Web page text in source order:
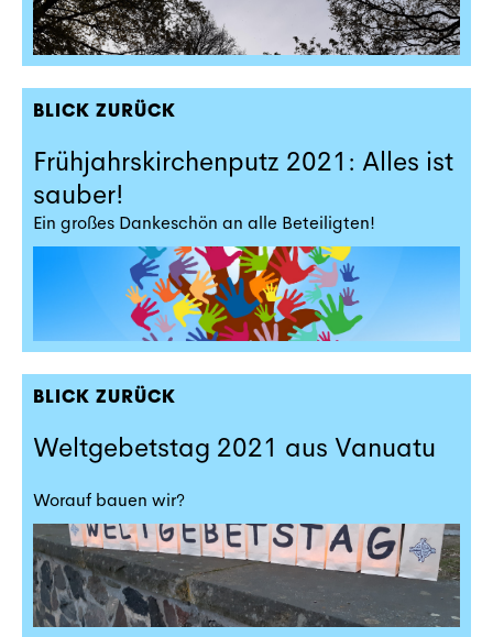
BLICK ZURÜCK
Frühjahrskirchenputz 2021: Alles ist
sauber!
Ein großes Dankeschön an alle Beteiligten!
BLICK ZURÜCK
Weltgebetstag 2021 aus Vanuatu
Worauf bauen wir?